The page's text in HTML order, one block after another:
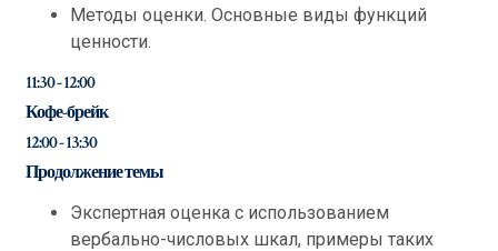
Методы оценки. Основные виды функций
ценности.
11:30 - 12:00
Кофе-брейк
12:00 - 13:30
Продолжение темы
Экспертная оценка с использованием
вербально-числовых шкал, примеры таких